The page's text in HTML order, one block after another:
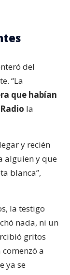
del
“La
que habían
la
y recién
alguien y que
blanca”,
la testigo
nada, ni un
gritos
a
ya se